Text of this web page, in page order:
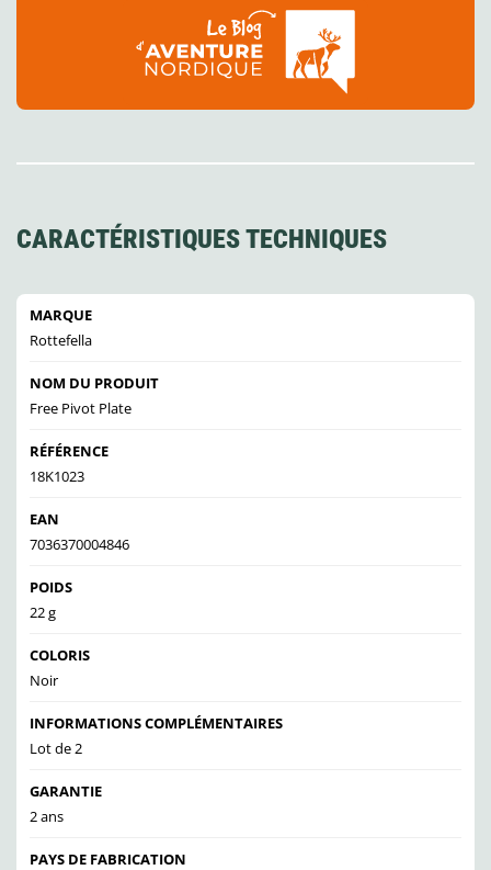
CARACTÉRISTIQUES TECHNIQUES
MARQUE
Rottefella
NOM DU PRODUIT
Free Pivot Plate
RÉFÉRENCE
18K1023
EAN
7036370004846
POIDS
22 g
COLORIS
Noir
INFORMATIONS COMPLÉMENTAIRES
Lot de 2
GARANTIE
2 ans
PAYS DE FABRICATION